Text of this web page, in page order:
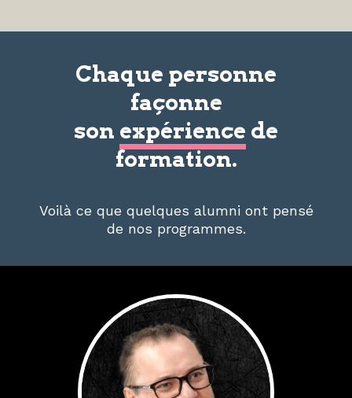
Chaque personne
façonne
son expérience de
formation.
Voilà ce que quelques alumni ont pensé
de nos programmes.